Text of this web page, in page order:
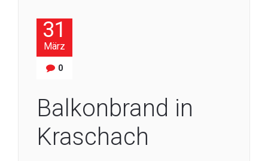
31
März
0
Balkonbrand in
Kraschach